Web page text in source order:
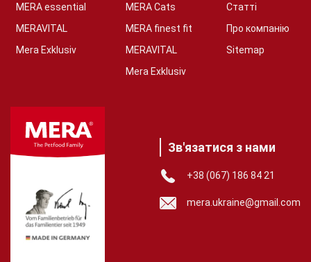
MERA essential
MERAVITAL
Mera Exklusiv
MERA Cats
MERA finest fit
MERAVITAL
Mera Exklusiv
Статті
Про компанію
Sitemap
Зв'язатися з нами
+38 (067) 186 84 21
mera.ukraine@gmail.com